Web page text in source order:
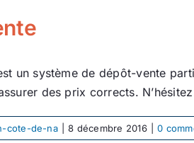
un système de dépôt-vente
des prix corrects.
cote-de-na 8 décembre 2016 0